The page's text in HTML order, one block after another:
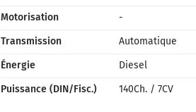
Motorisation
-
Transmission
Automatique
Énergie
Diesel
Puissance (DIN/Fisc.)
140Ch./ 7CV